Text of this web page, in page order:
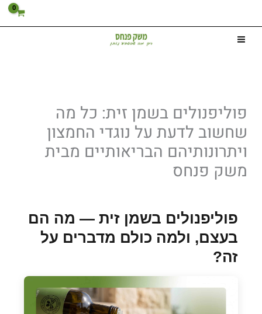
לתוכן
פוליפנולים בשמן זית: כל מה
שחשוב לדעת על נוגדי החמצון
ויתרונותיהם הבריאותיים מבית
משק פנחס
פוליפנולים בשמן זית — מה הם
בעצם, ולמה כולם מדברים על
זה?